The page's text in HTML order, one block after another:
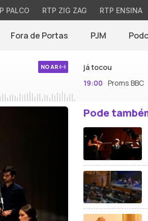
PALCO RTP ZIG ZAG RTP ENSINA
Fora de Portas PJM
NO AR
já tocou
19:00 Proms BBC
Pode